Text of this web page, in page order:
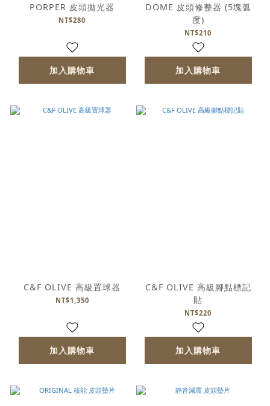
PORPER 皮頭拋光器
NT$280
加入購物車
DOME 皮頭修整器 (5塊弧
度)
NT$210
加入購物車
C&F OLIVE 高級置球器
NT$1,350
加入購物車
C&F OLIVE 高級腳點標記
貼
NT$220
加入購物車